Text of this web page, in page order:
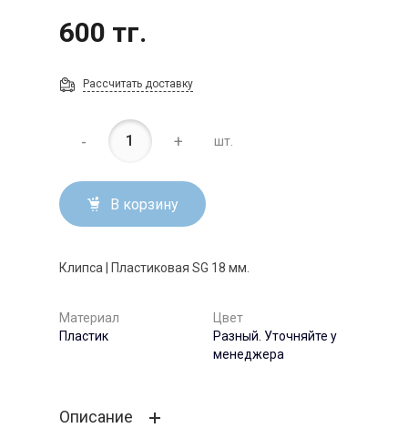
600 тг.
Рассчитать доставку
- + шт.
В корзину
Клипса | Пластиковая SG 18 мм.
Материал
Пластик
Цвет
Разный. Уточняйте у
менеджера
Описание